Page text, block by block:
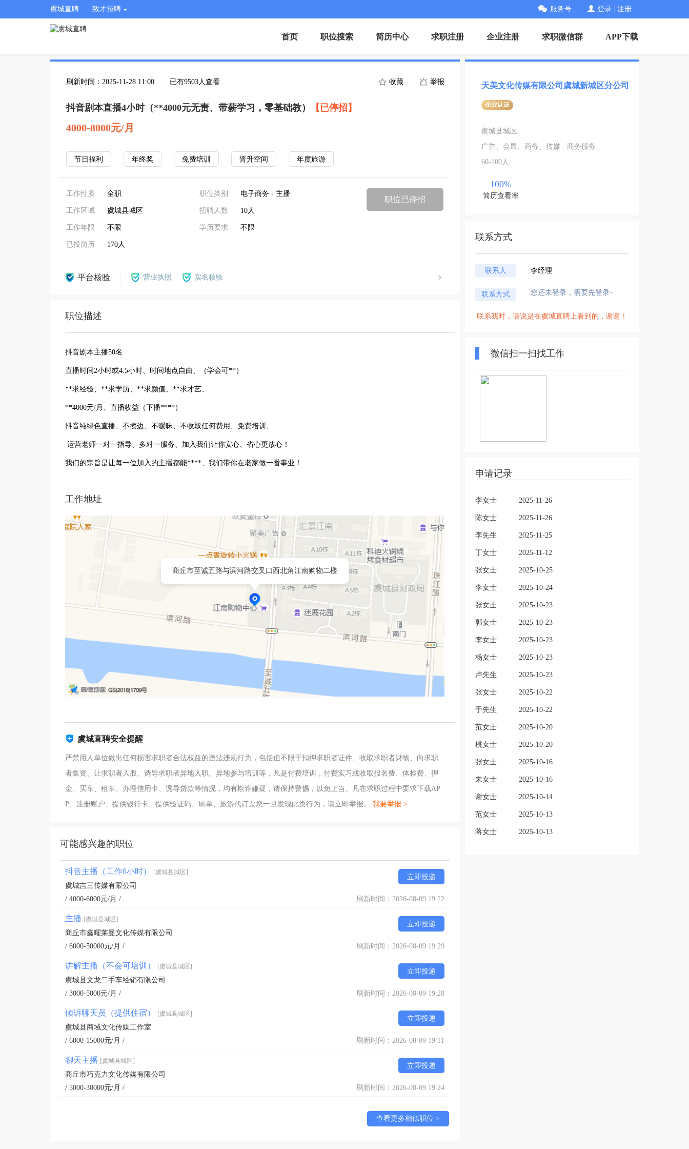
虞城直聘 致才招聘 服务号 登录 注册
首页 职位搜索 简历中心 求职注册 企业注册 求职微信群 APP下载
刷新时间：2025-11-28 11:00 已有9503人查看 收藏 举报
抖音剧本直播4小时（**4000元无责、带薪学习，零基础教） 【已停招】
4000-8000元/月
节日福利 年终奖 免费培训 晋升空间 年度旅游
工作性质 全职
工作区域 虞城县城区
工作年限 不限
已投简历 170人
职位类别 电子商务 - 主播
招聘人数 10人
学历要求 不限
职位已停招
平台核验 营业执照 实名核验
职位描述
抖音剧本主播50名
直播时间2小时或4.5小时、时间地点自由、（学会可**）
**求经验、**求学历、**求颜值、**求才艺、
**4000元/月、直播收益（下播****）
抖音纯绿色直播、不擦边、不暧昧、不收取任何费用、免费培训、
运营老师一对一指导、多对一服务、加入我们让你安心、省心更放心！
我们的宗旨是让每一位加入的主播都能****、我们带你在老家做一番事业！
工作地址
商丘市至诚五路与滨河路交叉口西北角江南购物二楼
虞城直聘安全提醒
严禁用人单位做出任何损害求职者合法权益的违法违规行为，包括但不限于扣押求职者证件、收取求职者财物、向求职
者集资、让求职者入股、诱导求职者异地入职、异地参与培训等，凡是付费培训，付费实习或收取报名费、体检费、押
金、买车、租车、办理信用卡、诱导贷款等情况，均有欺诈嫌疑，请保持警惕，以免上当。凡在求职过程中要求下载AP
P、注册账户、提供银行卡、提供验证码、刷单、旅游代订票您一旦发现此类行为，请立即举报。 我要举报 >
可能感兴趣的职位
抖音主播（工作6小时） [虞城县城区]
立即投递
虞城吉三传媒有限公司
/ 4000-6000元/月 /
刷新时间：2026-08-09 19:22
主播 [虞城县城区]
立即投递
商丘市鑫曜莱曼文化传媒有限公司
/ 6000-50000元/月 /
刷新时间：2026-08-09 19:29
讲解主播（不会可培训） [虞城县城区]
立即投递
虞城县文龙二手车经销有限公司
/ 3000-5000元/月 /
刷新时间：2026-08-09 19:28
倾诉聊天员（提供住宿） [虞城县城区]
立即投递
虞城县商域文化传媒工作室
/ 6000-15000元/月 /
刷新时间：2026-08-09 19:11
聊天主播 [虞城县城区]
立即投递
商丘市巧克力文化传媒有限公司
/ 5000-30000元/月 /
刷新时间：2026-08-09 19:24
查看更多相似职位 >
天美文化传媒有限公司虞城新城区分公司
企业认证
虞城县城区
广告、会展、商务、传媒 - 商务服务
60-100人
100%
简历查看率
联系方式
联系人 李经理
联系方式 您还未登录，需要先登录~
联系我时，请说是在虞城直聘上看到的，谢谢！
微信扫一扫找工作
申请记录
李女士 2025-11-26
陈女士 2025-11-26
李先生 2025-11-25
丁女士 2025-11-12
张女士 2025-10-25
李女士 2025-10-24
张女士 2025-10-23
郭女士 2025-10-23
李女士 2025-10-23
杨女士 2025-10-23
卢先生 2025-10-23
张女士 2025-10-22
于先生 2025-10-22
范女士 2025-10-20
桃女士 2025-10-20
张女士 2025-10-16
朱女士 2025-10-16
谢女士 2025-10-14
范女士 2025-10-13
蒋女士 2025-10-13